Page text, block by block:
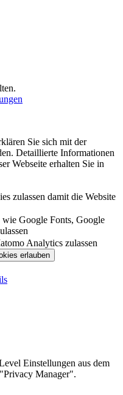
Sie sich mit der
Detaillierte Informationen
Webseite erhalten Sie in
zulassen damit die Website
Google Fonts, Google
Analytics zulassen
Einstellungen aus dem
Manager".